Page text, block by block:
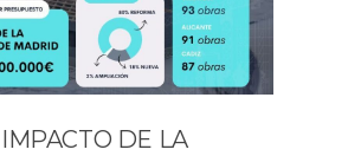
IMPACTO DE LA